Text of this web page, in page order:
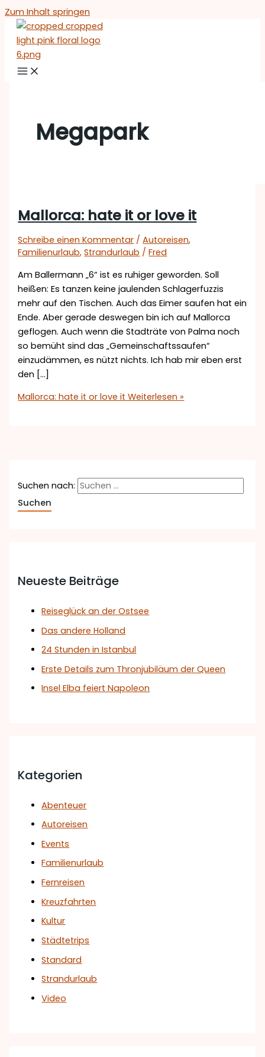
Zum Inhalt springen
Megapark
Mallorca: hate it or love it
Schreibe einen Kommentar /Autoreisen,
Familienurlaub,Strandurlaub /Fred
Am Ballermann „6“ ist es ruhiger geworden. Soll
heißen: Es tanzen keine jaulenden Schlagerfuzzis
mehr auf den Tischen. Auch das Eimer saufen hat ein
Ende. Aber gerade deswegen bin ich auf Mallorca
geflogen. Auch wenn die Stadträte von Palma noch
so bemüht sind das „Gemeinschaftssaufen“
einzudämmen, es nützt nichts. Ich hab mir eben erst
den […]
Mallorca: hate it or love it Weiterlesen »
Suchen nach:
Neueste Beiträge
Reiseglück an der Ostsee
Das andere Holland
24 Stunden in Istanbul
Erste Details zum Thronjubiläum der Queen
Insel Elba feiert Napoleon
Kategorien
Abenteuer
Autoreisen
Events
Familienurlaub
Fernreisen
Kreuzfahrten
Kultur
Städtetrips
Standard
Strandurlaub
Video